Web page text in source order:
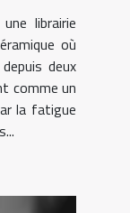
librairie
où
deux
comme un
la fatigue